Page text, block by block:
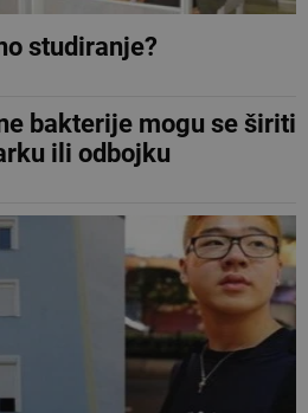
studiranje?
bakterije mogu se širiti
ili odbojku